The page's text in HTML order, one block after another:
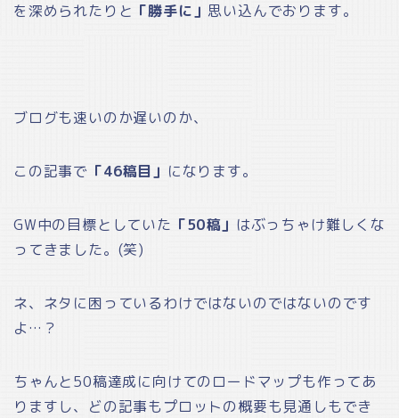
を深められたりと 「勝手に」 思い込んでおります。
ブログも速いのか遅いのか、
この記事で 「46稿目」 になります。
GW中の目標としていた 「50稿」 はぶっちゃけ難しくな
ってきました。(笑)
ネ、ネタに困っているわけではないのではないのです
よ…？
ちゃんと50稿達成に向けてのロードマップも作ってあ
りますし、どの記事もプロットの概要も見通しもでき